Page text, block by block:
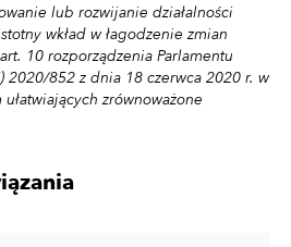
lub rozwijanie działalności
wkład w łagodzenie zmian
10 rozporządzenia Parlamentu
2020/852 z dnia 18 czerwca 2020 r. w
zrównoważone